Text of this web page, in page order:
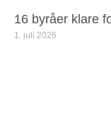
16 byråer klare
1. juli 2026